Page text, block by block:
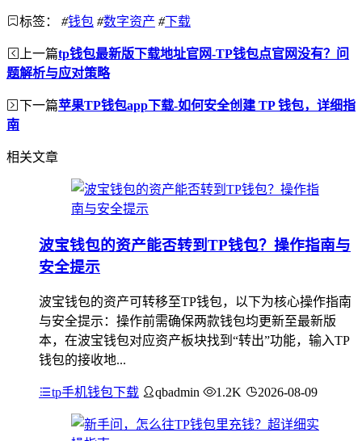
标签： #钱包 #数字资产 #下载
上一篇tp钱包最新版下载地址官网-TP钱包点官网没有？问
题解析与应对策略
下一篇苹果TP钱包app下载-如何安全创建 TP 钱包，详细指
南
相关文章
波宝钱包的资产能否转到TP钱包？操作指南与
安全提示
波宝钱包的资产可转移至TP钱包，以下为核心操作指南
与安全提示：操作前需确保两款钱包均更新至最新版
本，在波宝钱包对应资产板块找到“转出”功能，输入TP
钱包的接收地...
tp手机钱包下载 qbadmin 1.2K 2026-08-09